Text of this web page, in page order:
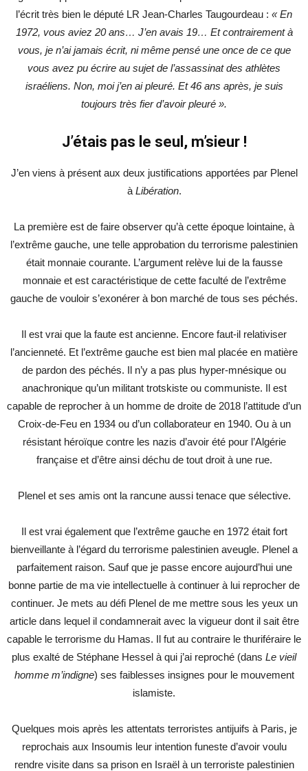
l’écrit très bien le député LR Jean-Charles Taugourdeau : « En
1972, vous aviez 20 ans… J’en avais 19… Et contrairement à
vous, je n’ai jamais écrit, ni même pensé une once de ce que
vous avez pu écrire au sujet de l’assassinat des athlètes
israéliens. Non, moi j’en ai pleuré. Et 46 ans après, je suis
toujours très fier d’avoir pleuré ».
J’étais pas le seul, m’sieur !
J’en viens à présent aux deux justifications apportées par Plenel
à Libération.
La première est de faire observer qu’à cette époque lointaine, à
l’extrême gauche, une telle approbation du terrorisme palestinien
était monnaie courante. L’argument relève lui de la fausse
monnaie et est caractéristique de cette faculté de l’extrême
gauche de vouloir s’exonérer à bon marché de tous ses péchés.
Il est vrai que la faute est ancienne. Encore faut-il relativiser
l’ancienneté. Et l’extrême gauche est bien mal placée en matière
de pardon des péchés. Il n’y a pas plus hyper-mnésique ou
anachronique qu’un militant trotskiste ou communiste. Il est
capable de reprocher à un homme de droite de 2018 l’attitude d’un
Croix-de-Feu en 1934 ou d’un collaborateur en 1940. Ou à un
résistant héroïque contre les nazis d’avoir été pour l’Algérie
française et d’être ainsi déchu de tout droit à une rue.
Plenel et ses amis ont la rancune aussi tenace que sélective.
Il est vrai également que l’extrême gauche en 1972 était fort
bienveillante à l’égard du terrorisme palestinien aveugle. Plenel a
parfaitement raison. Sauf que je passe encore aujourd’hui une
bonne partie de ma vie intellectuelle à continuer à lui reprocher de
continuer. Je mets au défi Plenel de me mettre sous les yeux un
article dans lequel il condamnerait avec la vigueur dont il sait être
capable le terrorisme du Hamas. Il fut au contraire le thuriféraire le
plus exalté de Stéphane Hessel à qui j’ai reproché (dans Le vieil
homme m’indigne) ses faiblesses insignes pour le mouvement
islamiste.
Quelques mois après les attentats terroristes antijuifs à Paris, je
reprochais aux Insoumis leur intention funeste d’avoir voulu
rendre visite dans sa prison en Israël à un terroriste palestinien